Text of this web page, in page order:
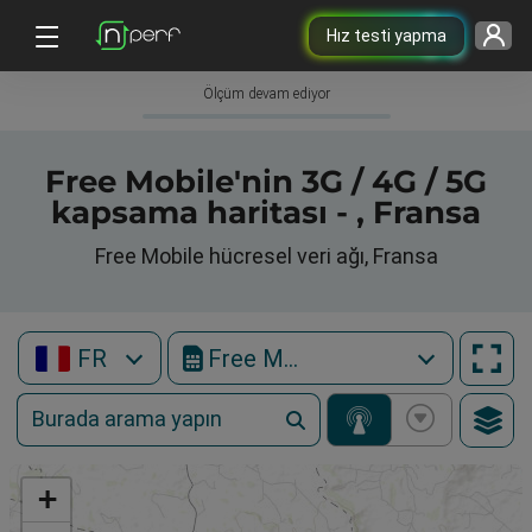
Hız testi yapma
Ölçüm devam ediyor
Free Mobile'nin 3G / 4G / 5G
kapsama haritası - , Fransa
Free Mobile hücresel veri ağı, Fransa
FR Free Mobile
+